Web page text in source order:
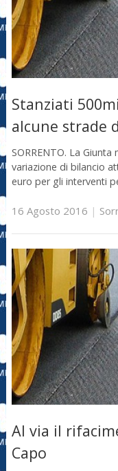
Stanziati
alcune strade
SORRENTO. La
variazione di bilancio
euro per gli interventi
16 Agosto 2016 |
Al via il
Capo